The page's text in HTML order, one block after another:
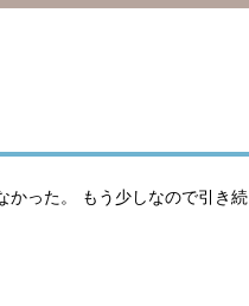
かった。 もう少しなので引き続